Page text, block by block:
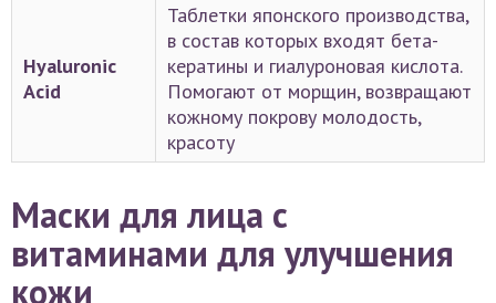
Hyaluronic
Acid
Таблетки японского производства,
в состав которых входят бета-
кератины и гиалуроновая кислота.
Помогают от морщин, возвращают
кожному покрову молодость,
красоту
Маски для лица с
витаминами для улучшения
кожи